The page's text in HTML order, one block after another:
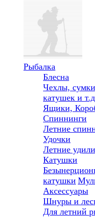
Рыбалка
Блесна
Чехлы,
катушек и
Ящики,
Спиннинги
Летние
Удочки
Летние
Катушки
катушки
Аксессуары
Шнуры и
Для летний